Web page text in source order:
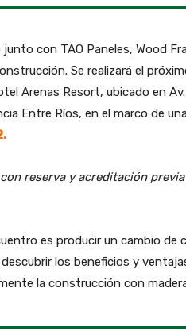
con TAO Paneles, Wood
Se realizará el
Arenas Resort, ubicado en
Entre Ríos, en el marco de
reserva y acreditación
es producir un cambio de
los beneficios y
la construcción con